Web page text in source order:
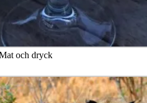
och dryck